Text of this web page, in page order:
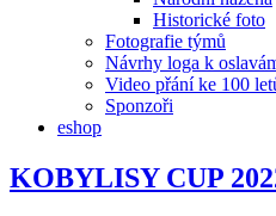
Historické foto
Fotografie týmů
Návrhy loga k
Video přání ke 100
Sponzoři
eshop
KOBYLISY CUP